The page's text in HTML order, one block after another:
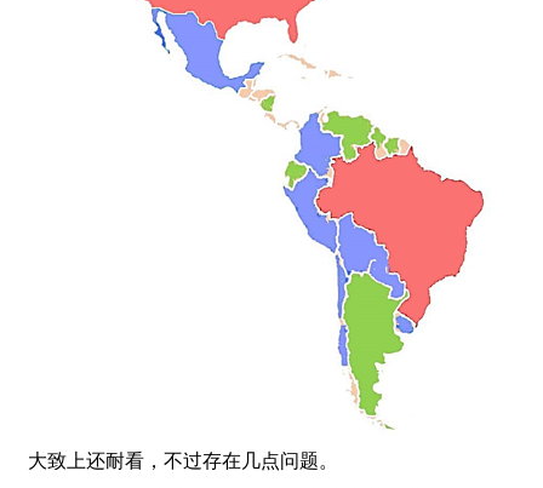
大致上还耐看，不过存在几点问题。